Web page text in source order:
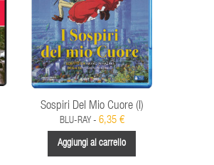
Sospiri Del Mio Cuore (I)
BLU-RAY - 6,35 €
Aggiungi al carrello